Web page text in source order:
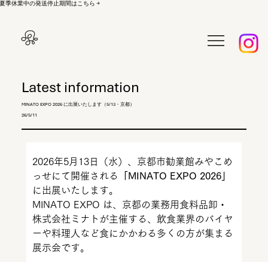
夏季休業中の発送停止期間はこちら →
2026年5月13日（水）、京都市勧業館みやこめ
っせにて開催される
「MINATO EXPO 2026」
に出展いたします。
MINATO EXPO は、京都の業務用食料品卸・
株式会社ミナトが主催する、飲食業界のバイヤ
ーや料理人など食にかかわる多くの方が集まる
展示会です。
Latest information
MINATO EXPO 2026 に出展いたします（5/13・京都）
26/5/11